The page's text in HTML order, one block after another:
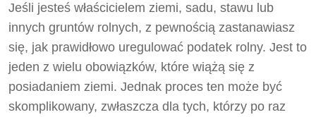
Jeśli jesteś właścicielem ziemi, sadu, stawu lub
innych gruntów rolnych, z pewnością zastanawiasz
się, jak prawidłowo uregulować podatek rolny. Jest to
jeden z wielu obowiązków, które wiążą się z
posiadaniem ziemi. Jednak proces ten może być
skomplikowany, zwłaszcza dla tych, którzy po raz